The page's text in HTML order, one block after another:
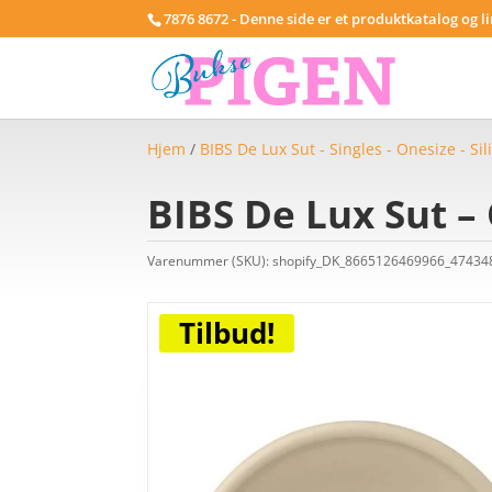
7876 8672 - Denne side er et produktkatalog
Hjem / BIBS De Lux Sut - Singles - Onesize -
BIBS De Lux Sut
Varenummer (SKU):
Tilbud!